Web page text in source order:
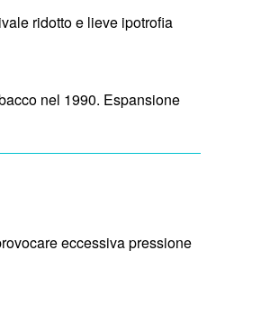
ridotto e lieve ipotrofia
nel 1990. Espansione
eccessiva pressione